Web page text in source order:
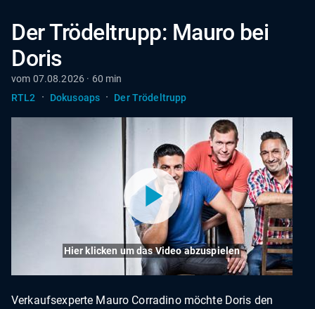
Der Trödeltrupp: Mauro bei
Doris
vom 07.08.2026 · 60 min
RTL2
· Dokusoaps · Der Trödeltrupp
Hier klicken um das Video abzuspielen
Verkaufsexperte Mauro Corradino möchte Doris den